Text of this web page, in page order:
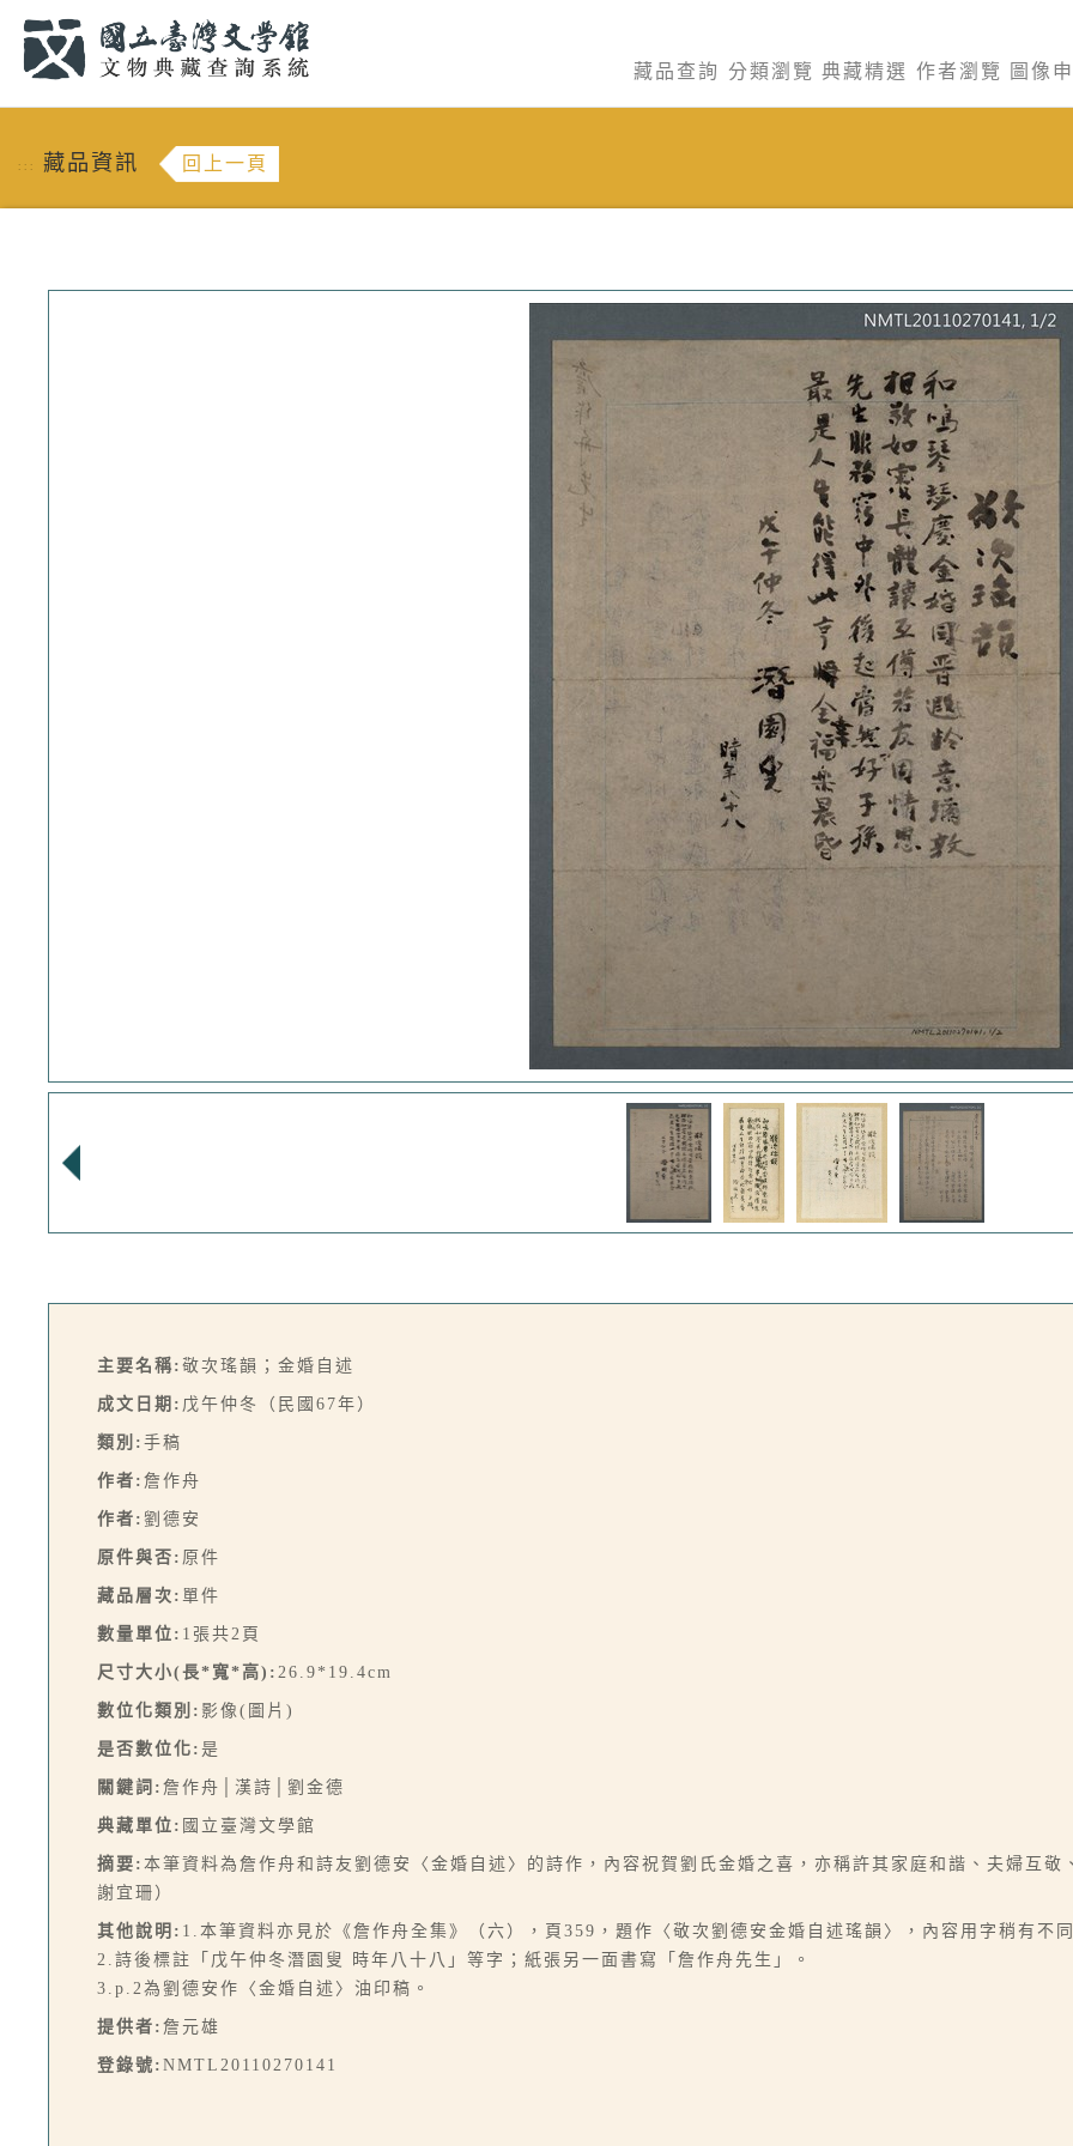
藏品查詢 分類瀏覽 典藏精選 作者瀏覽 圖像
::: 藏品資訊 回上一頁
主要名稱: 敬次瑤韻；金婚自述
成文日期: 戊午仲冬（民國67年）
類別: 手稿
作者: 詹作舟
作者: 劉德安
原件與否: 原件
藏品層次: 單件
數量單位: 1張共2頁
尺寸大小(長*寬*高): 26.9*19.4cm
數位化類別: 影像(圖片)
是否數位化: 是
關鍵詞: 詹作舟│漢詩│劉金德
典藏單位: 國立臺灣文學館
摘要: 本筆資料為詹作舟和詩友劉德安〈金婚自述〉的詩作，內容祝賀劉氏金婚之喜，亦稱許其家庭和諧、夫婦互
謝宜珊）
其他說明: 1.本筆資料亦見於《詹作舟全集》（六），頁359，題作〈敬次劉德安金婚自述瑤韻〉，內容用字稍有不
2.詩後標註「戊午仲冬潛園叟 時年八十八」等字；紙張另一面書寫「詹作舟先生」。
3.p.2為劉德安作〈金婚自述〉油印稿。
提供者: 詹元雄
登錄號: NMTL20110270141